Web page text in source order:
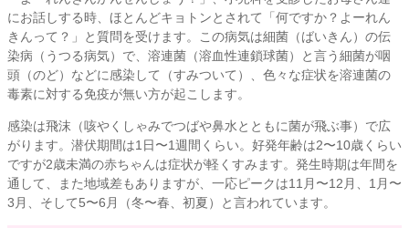
にお話しする時、ほとんどキョトンとされて「何ですか？よーれん
きんって？」と質問を受けます。この病気は細菌（ばいきん）の伝
染病（うつる病気）で、溶連菌（溶血性連鎖球菌）と言う細菌が咽
頭（のど）などに感染して（すみついて）、色々な症状を溶連菌の
毒素に対する免疫が無い方が起こします。
感染は飛沫（咳やくしゃみでつばや鼻水とともに菌が飛ぶ事）で広
がります。潜伏期間は1日〜1週間くらい。好発年齢は2〜10歳くらい
ですが2歳未満の赤ちゃんは症状が軽くすみます。発生時期は年間を
通して、また地域差もありますが、一応ピークは11月〜12月、1月〜
3月、そして5〜6月（冬〜春、初夏）と言われています。